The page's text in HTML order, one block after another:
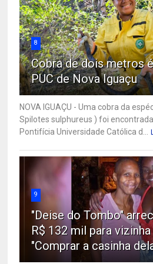
8
Cobra de dois metros
PUC de Nova Iguaçu
NOVA IGUAÇU - Uma cobra da
Spilotes sulphureus ) foi
Pontifícia Universidade Católica d...
9
"Deise do Tombo"
R$ 132 mil para
"Comprar a casinha